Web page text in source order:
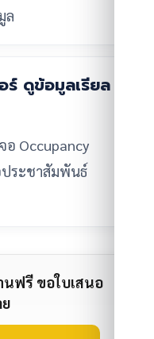
ล
ร์ ดูข้อมูลเรียล
Occupancy
ประชาสัมพันธ์
นฟรี ขอใบเสนอ